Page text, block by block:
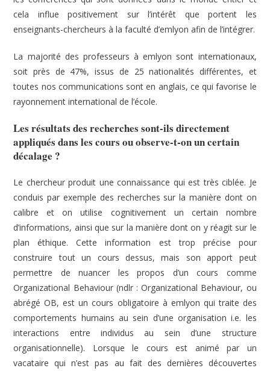
cela influe positivement sur l’intérêt que portent les
enseignants-chercheurs à la faculté d’emlyon afin de l’intégrer.
La majorité des professeurs à emlyon sont internationaux,
soit près de 47%, issus de 25 nationalités différentes, et
toutes nos communications sont en anglais, ce qui favorise le
rayonnement international de l’école.
Les résultats des recherches sont-ils directement
appliqués dans les cours ou observe-t-on un certain
décalage ?
Le chercheur produit une connaissance qui est très ciblée. Je
conduis par exemple des recherches sur la manière dont on
calibre et on utilise cognitivement un certain nombre
d’informations, ainsi que sur la manière dont on y réagit sur le
plan éthique. Cette information est trop précise pour
construire tout un cours dessus, mais son apport peut
permettre de nuancer les propos d’un cours comme
Organizational Behaviour (ndlr : Organizational Behaviour, ou
abrégé OB, est un cours obligatoire à emlyon qui traite des
comportements humains au sein d’une organisation i.e. les
interactions entre individus au sein d’une structure
organisationnelle). Lorsque le cours est animé par un
vacataire qui n’est pas au fait des dernières découvertes